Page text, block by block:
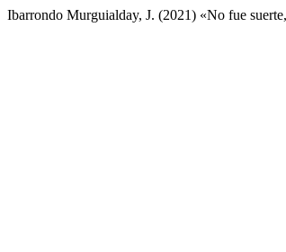
Ibarrondo Murguialday, J. (2021) «No fue